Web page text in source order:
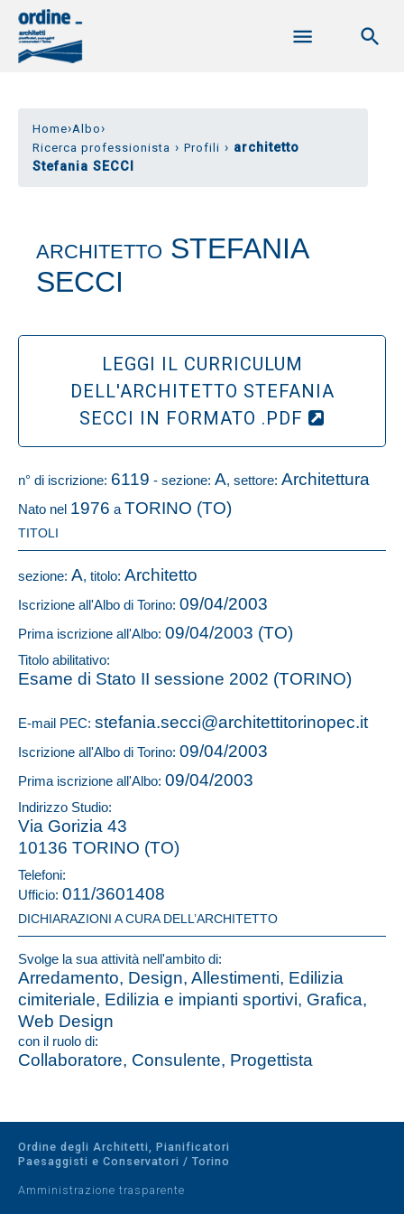
Home›Albo›
Ricerca professionista › Profili › architetto
Stefania SECCI
ARCHITETTO STEFANIA
SECCI
LEGGI IL CURRICULUM
DELL'ARCHITETTO STEFANIA
SECCI IN FORMATO .PDF
n° di iscrizione: 6119 - sezione: A, settore: Architettura
Nato nel 1976 a TORINO (TO)
TITOLI
sezione: A, titolo: Architetto
Iscrizione all'Albo di Torino: 09/04/2003
Prima iscrizione all'Albo: 09/04/2003 (TO)
Titolo abilitativo:
Esame di Stato II sessione 2002 (TORINO)
E-mail PEC: stefania.secci@architettitorinopec.it
Iscrizione all'Albo di Torino: 09/04/2003
Prima iscrizione all'Albo: 09/04/2003
Indirizzo Studio:
Via Gorizia 43
10136 TORINO (TO)
Telefoni:
Ufficio: 011/3601408
DICHIARAZIONI A CURA DELL’ARCHITETTO
Svolge la sua attività nell'ambito di:
Arredamento, Design, Allestimenti, Edilizia
cimiteriale, Edilizia e impianti sportivi, Grafica,
Web Design
con il ruolo di:
Collaboratore, Consulente, Progettista
Ordine degli Architetti, Pianificatori
Paesaggisti e Conservatori / Torino
Amministrazione trasparente